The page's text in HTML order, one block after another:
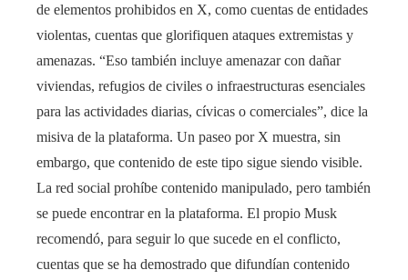
de elementos prohibidos en X, como cuentas de entidades
violentas, cuentas que glorifiquen ataques extremistas y
amenazas. “Eso también incluye amenazar con dañar
viviendas, refugios de civiles o infraestructuras esenciales
para las actividades diarias, cívicas o comerciales”, dice la
misiva de la plataforma. Un paseo por X muestra, sin
embargo, que contenido de este tipo sigue siendo visible.
La red social prohíbe contenido manipulado, pero también
se puede encontrar en la plataforma. El propio Musk
recomendó, para seguir lo que sucede en el conflicto,
cuentas que se ha demostrado que difundían contenido